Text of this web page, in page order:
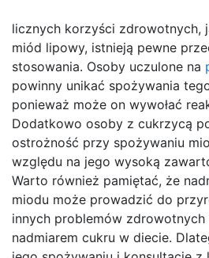
licznych korzyści zdrowotnych,
miód lipowy, istnieją pewne
stosowania. Osoby uczulone na
powinny unikać spożywania
ponieważ może on wywołać
Dodatkowo osoby z cukrzycą
ostrożność przy spożywaniu
względu na jego wysoką
Warto również pamiętać, że
miodu może prowadzić do
innych problemów zdrowotnych
nadmiarem cukru w diecie.